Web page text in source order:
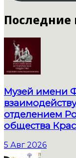
Последние
Музей имени
отделением
общества
5 Авг 2026